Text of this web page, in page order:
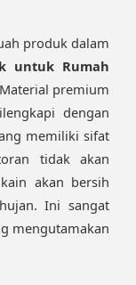
produk dalam
untuk Rumah
premium
dengan
memiliki sifat
tidak akan
akan bersih
Ini sangat
mengutamakan